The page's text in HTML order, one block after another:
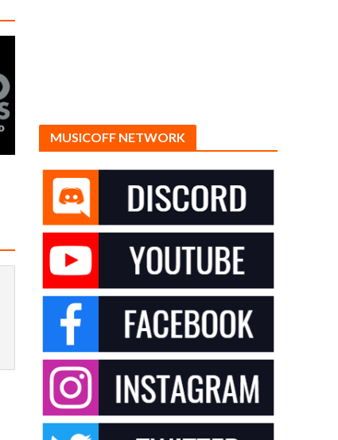
MUSICOFF NETWORK